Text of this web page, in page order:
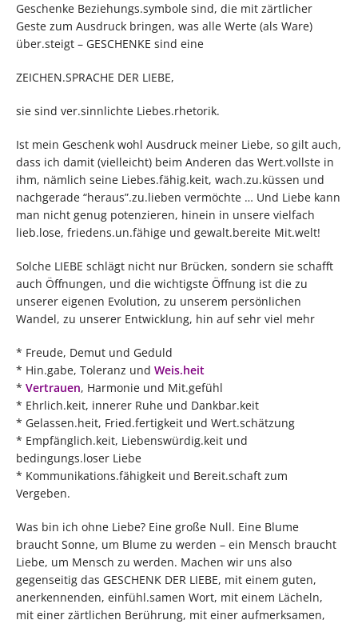
Geschenke Beziehungs.symbole sind, die mit zärtlicher
Geste zum Ausdruck bringen, was alle Werte (als Ware)
über.steigt – GESCHENKE sind eine
ZEICHEN.SPRACHE DER LIEBE,
sie sind ver.sinnlichte Liebes.rhetorik.
Ist mein Geschenk wohl Ausdruck meiner Liebe, so gilt auch,
dass ich damit (vielleicht) beim Anderen das Wert.vollste in
ihm, nämlich seine Liebes.fähig.keit, wach.zu.küssen und
nachgerade “heraus”.zu.lieben vermöchte … Und Liebe kann
man nicht genug potenzieren, hinein in unsere vielfach
lieb.lose, friedens.un.fähige und gewalt.bereite Mit.welt!
Solche LIEBE schlägt nicht nur Brücken, sondern sie schafft
auch Öffnungen, und die wichtigste Öffnung ist die zu
unserer eigenen Evolution, zu unserem persönlichen
Wandel, zu unserer Entwicklung, hin auf sehr viel mehr
* Freude, Demut und Geduld
* Hin.gabe, Toleranz und Weis.heit
* Vertrauen, Harmonie und Mit.gefühl
* Ehrlich.keit, innerer Ruhe und Dankbar.keit
* Gelassen.heit, Fried.fertigkeit und Wert.schätzung
* Empfänglich.keit, Liebenswürdig.keit und
bedingungs.loser Liebe
* Kommunikations.fähigkeit und Bereit.schaft zum
Vergeben.
Was bin ich ohne Liebe? Eine große Null. Eine Blume
braucht Sonne, um Blume zu werden – ein Mensch braucht
Liebe, um Mensch zu werden. Machen wir uns also
gegenseitig das GESCHENK DER LIEBE, mit einem guten,
anerkennenden, einfühl.samen Wort, mit einem Lächeln,
mit einer zärtlichen Berührung, mit einer aufmerksamen,